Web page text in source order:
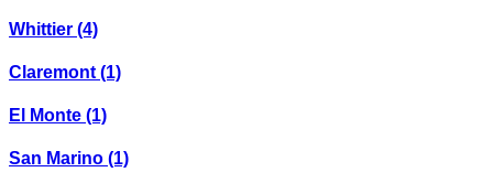
Whittier (4)
Claremont (1)
El Monte (1)
San Marino (1)